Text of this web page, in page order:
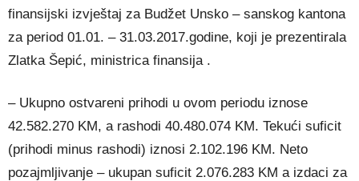
finansijski izvještaj za Budžet Unsko – sanskog kantona
za period 01.01. – 31.03.2017.godine, koji je prezentirala
Zlatka Šepić, ministrica finansija .
– Ukupno ostvareni prihodi u ovom periodu iznose
42.582.270 KM, a rashodi 40.480.074 KM. Tekući suficit
(prihodi minus rashodi) iznosi 2.102.196 KM. Neto
pozajmljivanje – ukupan suficit 2.076.283 KM a izdaci za